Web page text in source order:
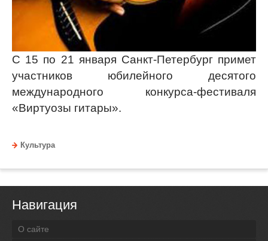
C 15 по 21 января Санкт-Петербург примет
участников юбилейного десятого
международного конкурса-фестиваля
«Виртуозы гитары».
Культура
Навигация
О сайте